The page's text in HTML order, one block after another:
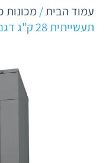
עמוד הבית/מכונות
תעשייתית 28 ק"ג דגם DHS 28 תוצרת Domus